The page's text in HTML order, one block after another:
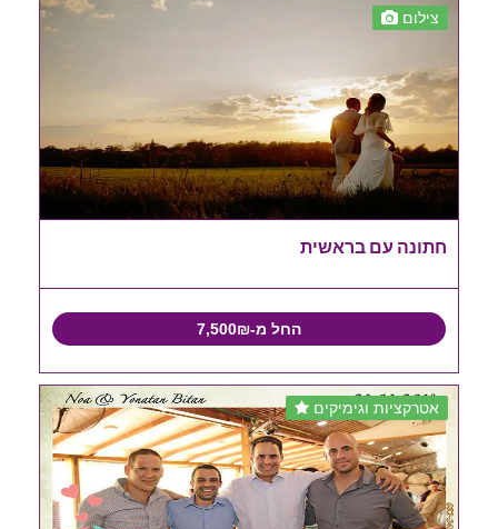
צילום
חתונה עם בראשית
החל מ-7,500₪
אטרקציות וגימיקים